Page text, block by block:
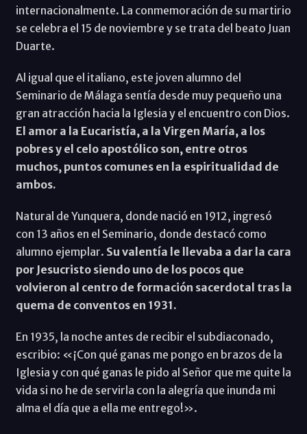
internacionalmente. La conmemoración de su martirio
se celebra el 15 de noviembre y se trata del beato Juan
Duarte.
Al igual que el italiano, este joven alumno del
Seminario de Málaga sentía desde muy pequeño una
gran atracción hacia la Iglesia y el encuentro con Dios.
El amor a la Eucaristía, a la Virgen María, a los
pobres y el celo apostólico son, entre otros
muchos, puntos comunes en la espiritualidad de
ambos.
Natural de Yunquera, donde nació en 1912, ingresó
con 13 años en el Seminario, donde destacó como
alumno ejemplar. Su valentía le llevaba a dar la cara
por Jesucristo siendo uno de los pocos que
volvieron al centro de formación sacerdotal tras la
quema de conventos en 1931.
En 1935, la noche antes de recibir el subdiaconado,
escribio: «¡Con qué ganas me pongo en brazos de la
Iglesia y con qué ganas le pido al Señor que me quite la
vida si no he de servirla con la alegría que inunda mi
alma el día que a ella me entrego!».